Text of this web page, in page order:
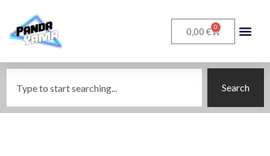
0,00 € 0
Search